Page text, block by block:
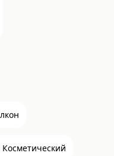
Косметический